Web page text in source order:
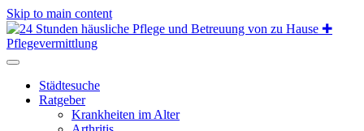
Skip to main content
Städtesuche
Ratgeber
Krankheiten im Alter